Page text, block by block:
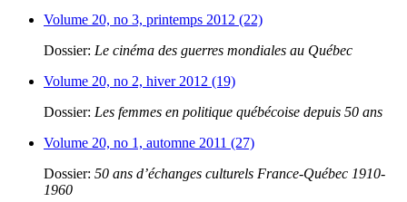
Volume 20, no 3, printemps 2012 (22)
Dossier: Le cinéma des guerres mondiales au Québec
Volume 20, no 2, hiver 2012 (19)
Dossier: Les femmes en politique québécoise depuis 50 ans
Volume 20, no 1, automne 2011 (27)
Dossier: 50 ans d’échanges culturels France-Québec 1910-
1960